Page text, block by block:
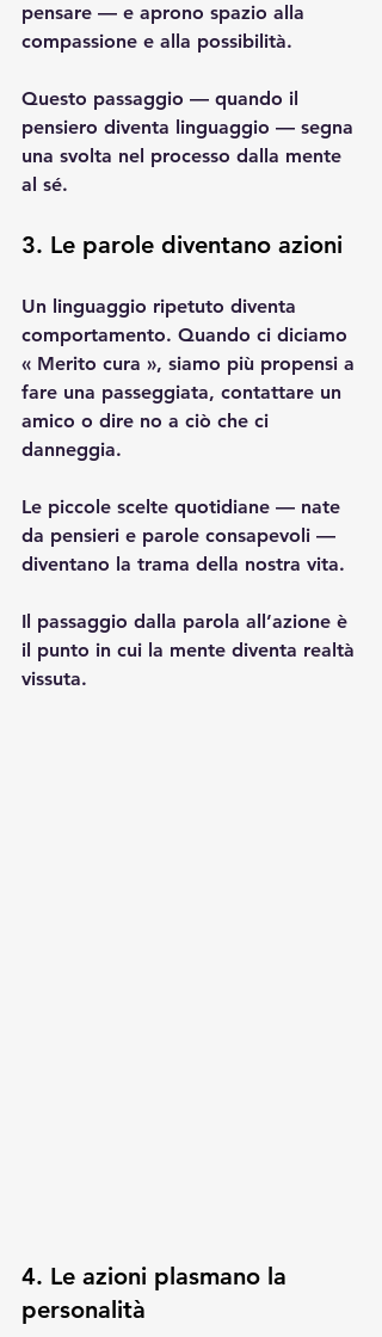
pensare — e aprono spazio alla
compassione e alla possibilità.
Questo passaggio — quando il
pensiero diventa linguaggio — segna
una svolta nel processo dalla mente
al sé.
3. Le parole diventano azioni
Un linguaggio ripetuto diventa
comportamento. Quando ci diciamo
« Merito cura », siamo più propensi a
fare una passeggiata, contattare un
amico o dire no a ciò che ci
danneggia.
Le piccole scelte quotidiane — nate
da pensieri e parole consapevoli —
diventano la trama della nostra vita.
Il passaggio dalla parola all’azione è
il punto in cui la mente diventa realtà
vissuta.
4. Le azioni plasmano la
personalità